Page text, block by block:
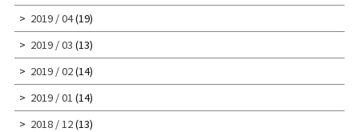
2019 / 04(19)
2019 / 03 (13)
2019 / 02(14)
2019 / 01 (14)
2018 / 12(13)